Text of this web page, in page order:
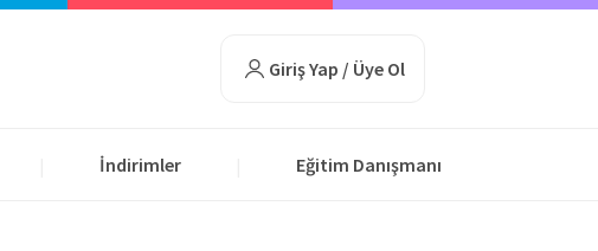
Giriş Yap / Üye Ol
İndirimler Eğitim Danışmanı